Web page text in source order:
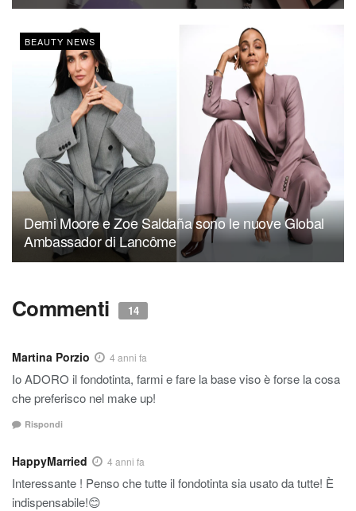
BEAUTY NEWS
Demi Moore e Zoe Saldaña sono le nuove Global
Ambassador di Lancôme
Commenti 14
Martina Porzio 4 anni fa
Io ADORO il fondotinta, farmi e fare la base viso è forse la cosa
che preferisco nel make up!
Rispondi
HappyMarried 4 anni fa
Interessante ! Penso che tutte il fondotinta sia usato da tutte! È
indispensabile!😊